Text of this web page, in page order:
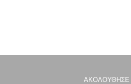
ΑΚΟΛΟΥΘΗΣΕ